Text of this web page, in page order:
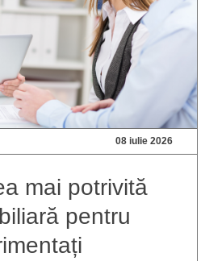
08 iulie 2026
mai potrivită
pentru